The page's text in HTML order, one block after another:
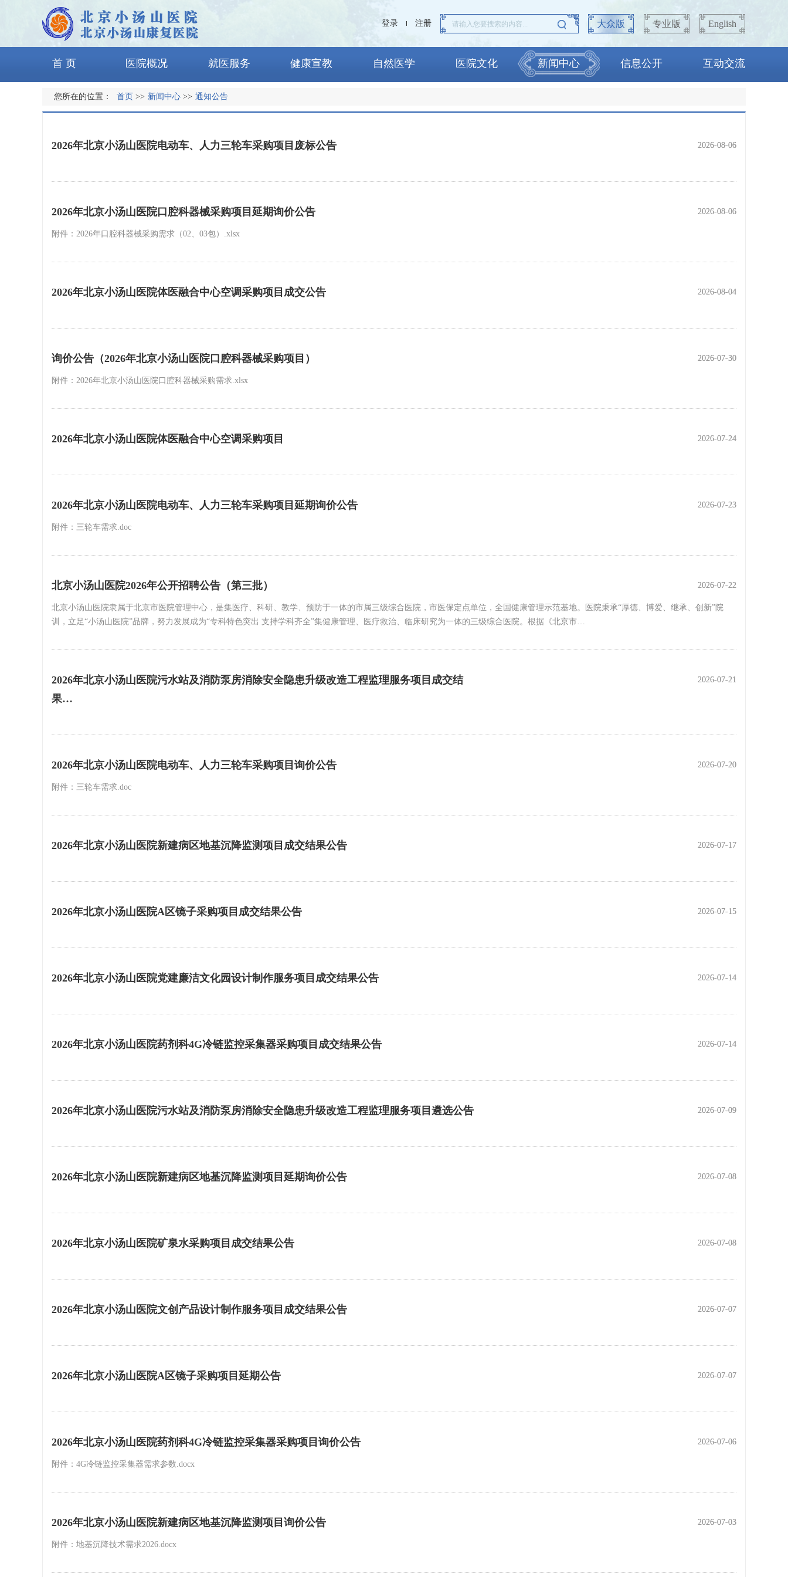
登录 注册 大众版 专业版 English
首 页 医院概况 就医服务 健康宣教 自然医学 医院文化 新闻中心 信息公开 互动交流
您所在的位置： 首页 >> 新闻中心 >> 通知公告
2026-08-06
2026年北京小汤山医院电动车、人力三轮车采购项目废标公告 2026-08-06
2026-08-06
2026年北京小汤山医院口腔科器械采购项目延期询价公告 2026-08-06
附件：2026年口腔科器械采购需求（02、03包）.xlsx
2026-08-04
2026年北京小汤山医院体医融合中心空调采购项目成交公告 2026-08-04
2026-07-30
询价公告（2026年北京小汤山医院口腔科器械采购项目） 2026-07-30
附件：2026年北京小汤山医院口腔科器械采购需求.xlsx
2026-07-24
2026年北京小汤山医院体医融合中心空调采购项目 2026-07-24
2026-07-23
2026年北京小汤山医院电动车、人力三轮车采购项目延期询价公告 2026-07-23
附件：三轮车需求.doc
2026-07-22
北京小汤山医院2026年公开招聘公告（第三批） 2026-07-22
北京小汤山医院隶属于北京市医院管理中心，是集医疗、科研、教学、预防于一体的市属三级综合医院，市医保定点单位，全国健康管理示范基地。医院秉承“厚德、博爱、继承、创新”院
训，立足“小汤山医院”品牌，努力发展成为“专科特色突出 支持学科齐全”集健康管理、医疗救治、临床研究为一体的三级综合医院。根据《北京市…
2026-07-21
2026年北京小汤山医院污水站及消防泵房消除安全隐患升级改造工程监理服务项目成交结
果…
2026-07-21
2026-07-20
2026年北京小汤山医院电动车、人力三轮车采购项目询价公告 2026-07-20
附件：三轮车需求.doc
2026-07-17
2026年北京小汤山医院新建病区地基沉降监测项目成交结果公告 2026-07-17
2026-07-15
2026年北京小汤山医院A区镜子采购项目成交结果公告 2026-07-15
2026-07-14
2026年北京小汤山医院党建廉洁文化园设计制作服务项目成交结果公告 2026-07-14
2026-07-14
2026年北京小汤山医院药剂科4G冷链监控采集器采购项目成交结果公告 2026-07-14
2026-07-09
2026年北京小汤山医院污水站及消防泵房消除安全隐患升级改造工程监理服务项目遴选公告 2026-07-09
2026-07-08
2026年北京小汤山医院新建病区地基沉降监测项目延期询价公告 2026-07-08
2026-07-08
2026年北京小汤山医院矿泉水采购项目成交结果公告 2026-07-08
2026-07-07
2026年北京小汤山医院文创产品设计制作服务项目成交结果公告 2026-07-07
2026-07-07
2026年北京小汤山医院A区镜子采购项目延期公告 2026-07-07
2026-07-06
2026年北京小汤山医院药剂科4G冷链监控采集器采购项目询价公告 2026-07-06
附件：4G冷链监控采集器需求参数.docx
2026-07-03
2026年北京小汤山医院新建病区地基沉降监测项目询价公告 2026-07-03
附件：地基沉降技术需求2026.docx